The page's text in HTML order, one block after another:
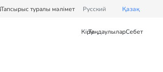
Тапсырыс туралы мәлімет Pусский Қазақ
КіруТаңдаулыларСебет